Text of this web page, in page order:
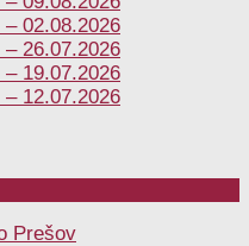
02.08.2026
26.07.2026
19.07.2026
12.07.2026
Prešov